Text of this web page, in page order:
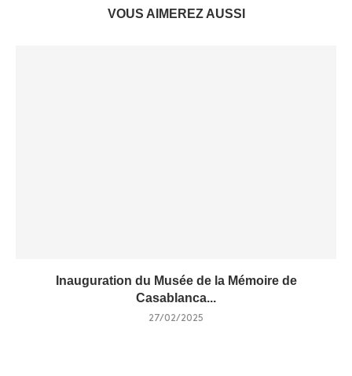
VOUS AIMEREZ AUSSI
Inauguration du Musée de la Mémoire de
Casablanca...
27/02/2025